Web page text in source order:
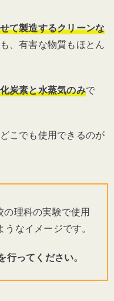
て製造するクリーンな
、有害な物質もほとん
炭素と水蒸気のみで
こでも使用できるのが
理科の実験で使用
なイメージです。
ってください。